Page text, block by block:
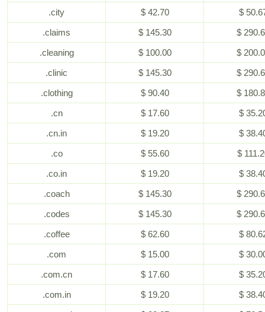
.city
$ 42.70
$
.claims
$ 145.30
$
.cleaning
$ 100.00
$
.clinic
$ 145.30
$
.clothing
$ 90.40
$
.cn
$ 17.60
$
.cn.in
$ 19.20
$
.co
$ 55.60
$
.co.in
$ 19.20
$
.coach
$ 145.30
$
.codes
$ 145.30
$
.coffee
$ 62.60
$
.com
$ 15.00
$
.com.cn
$ 17.60
$
.com.in
$ 19.20
$